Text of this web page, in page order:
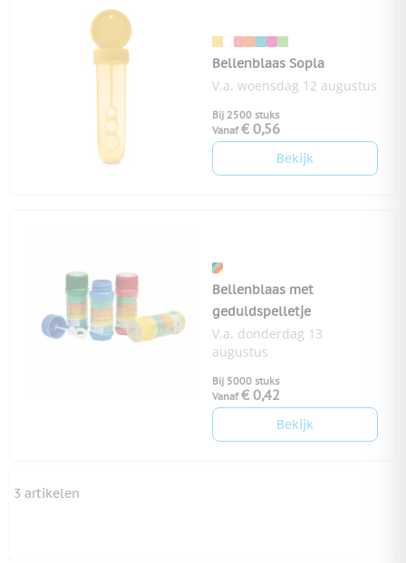
Bellenblaas Sopla
V.a. woensdag 12 augustus
Bij 2500 stuks
Vanaf € 0,56
Bekijk
Bellenblaas met
geduldspelletje
V.a. donderdag 13
augustus
Bij 5000 stuks
Vanaf € 0,42
Bekijk
3 artikelen